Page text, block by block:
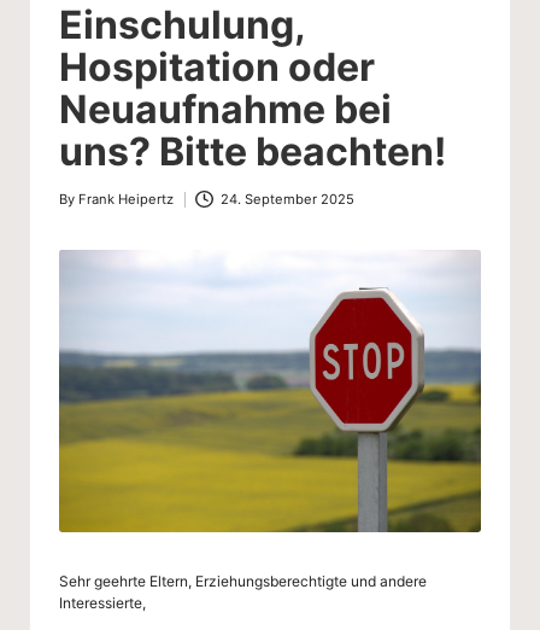
H
är
tli
n
g
-
c
h
ul
p
Einschulung,
Hospitation oder
Neuaufnahme bei
uns? Bitte beachten!
Posted
By Frank Heipertz 24. September 2025
Sehr geehrte Eltern, Erziehungsberechtigte und andere
Interessierte,